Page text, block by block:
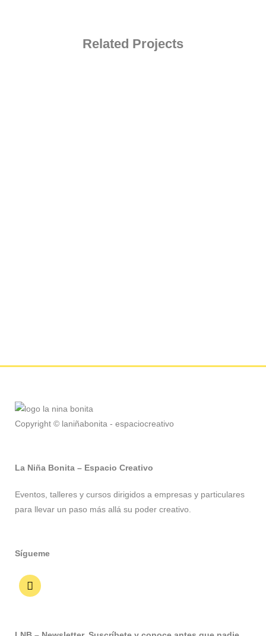
Related Projects
Copyright © laniñabonita - espaciocreativo
La Niña Bonita – Espacio Creativo
Eventos, talleres y cursos dirigidos a empresas y particulares
para llevar un paso más allá su poder creativo.
Sígueme